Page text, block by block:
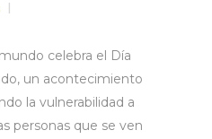
celebra el Día
un acontecimiento
la vulnerabilidad a
personas que se ven